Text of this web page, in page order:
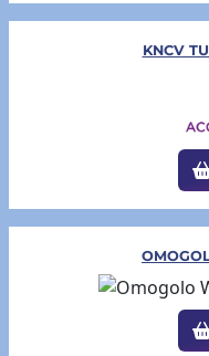
KNCV